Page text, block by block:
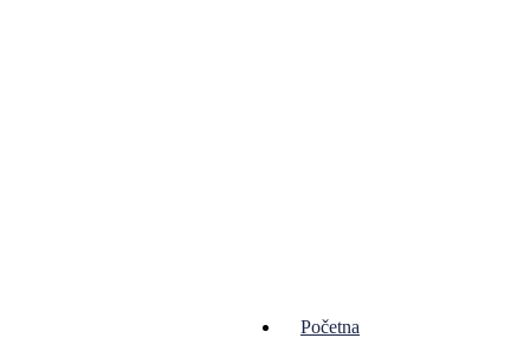
Početna